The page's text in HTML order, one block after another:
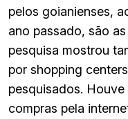
pelos goianienses,
ano passado, são
pesquisa mostrou
por shopping
pesquisados.
compras pela